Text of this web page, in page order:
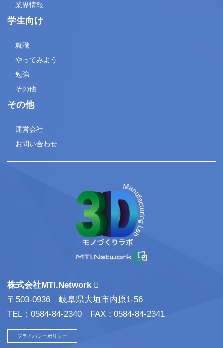
業界情報
学生向け
就職
やってみよう
勉強
その他
その他
運営会社
お問い合わせ
株式会社MTI.Network
〒503-0936 岐阜県大垣市内原1-56
TEL：0584-84-2340 FAX：0584-84-2341
プライバシーポリシー